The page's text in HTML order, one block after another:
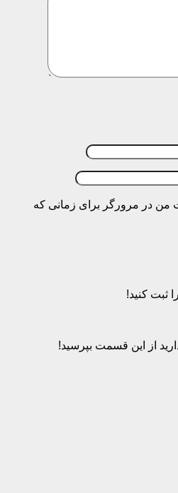
من در مرورگر برای زمانی که
ثبت کنید!
از این قسمت بپرسید!